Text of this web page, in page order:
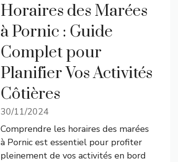
Horaires des Marées
à Pornic : Guide
Complet pour
Planifier Vos Activités
Côtières
30/11/2024
Comprendre les horaires des marées
à Pornic est essentiel pour profiter
pleinement de vos activités en bord